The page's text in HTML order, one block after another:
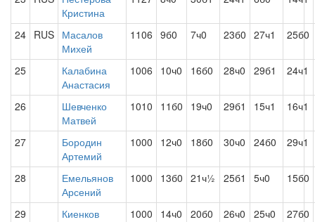
Кристина
24 RUS Масалов
Михей
1106 9б0 7ч0 23б0 27ч1 25б0
25
Калабина
Анастасия
1006 10ч0 16б0 28ч0 29б1 24ч1
26
Шевченко
Матвей
1010 11б0 19ч0 29б1 15ч1 16ч1
27
Бородин
Артемий
1000 12ч0 18б0 30ч0 24б0 29ч1
28
Емельянов
Арсений
1000 13б0 21ч½ 25б1 5ч0 15б0
29
Киенков
1000 14ч0 20б0 26ч0 25ч0 27б0